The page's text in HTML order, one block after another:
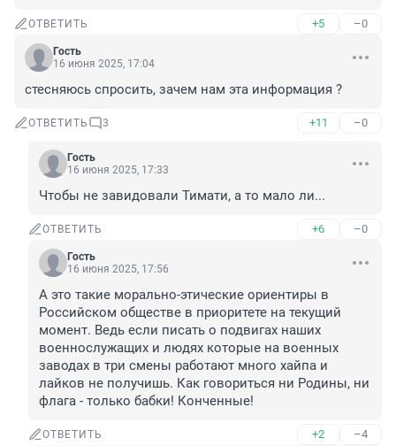
ОТВЕТИТЬ +5 –0
Гость
16 июня 2025, 17:04
стесняюсь спросить, зачем нам эта информация ?
ОТВЕТИТЬ 3 +11 –0
Гость
16 июня 2025, 17:33
Чтобы не завидовали Тимати, а то мало ли...
ОТВЕТИТЬ +6 –0
Гость
16 июня 2025, 17:56
А это такие морально-этические ориентиры в
Российском обществе в приоритете на текущий
момент. Ведь если писать о подвигах наших
военнослужащих и людях которые на военных
заводах в три смены работают много хайпа и
лайков не получишь. Как говориться ни Родины, ни
флага - только бабки! Конченные!
ОТВЕТИТЬ +2 –4